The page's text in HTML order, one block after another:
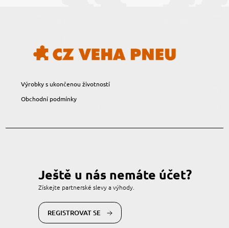
Výrobky s ukončenou životností
Obchodní podmínky
Ještě u nás nemáte účet?
Získejte partnerské slevy a výhody.
REGISTROVAT SE